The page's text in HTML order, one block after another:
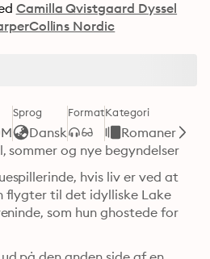
Camilla Qvistgaard Dyssel
Nordic
Sprog
Dansk
FormatKategori
Romaner
sommer og nye begyndelser
hvis liv er ved at
flygter til det idylliske Lake
som hun ghostede for